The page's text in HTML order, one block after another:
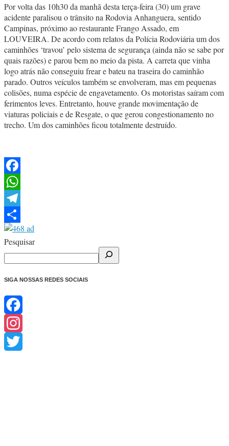
Por volta das 10h30 da manhã desta terça-feira (30) um grave
acidente paralisou o trânsito na Rodovia Anhanguera, sentido
Campinas, próximo ao restaurante Frango Assado, em
LOUVEIRA. De acordo com relatos da Polícia Rodoviária um dos
caminhões ‘travou’ pelo sistema de segurança (ainda não se sabe por
quais razões) e parou bem no meio da pista. A carreta que vinha
logo atrás não conseguiu frear e bateu na traseira do caminhão
parado. Outros veículos também se envolveram, mas em pequenas
colisões, numa espécie de engavetamento. Os motoristas saíram com
ferimentos leves. Entretanto, houve grande movimentação de
viaturas policiais e de Resgate, o que gerou congestionamento no
trecho. Um dos caminhões ficou totalmente destruído.
Facebook
WhatsApp
Telegram
Share
Pesquisar
SIGA NOSSAS REDES SOCIAIS
Facebook
Instagram